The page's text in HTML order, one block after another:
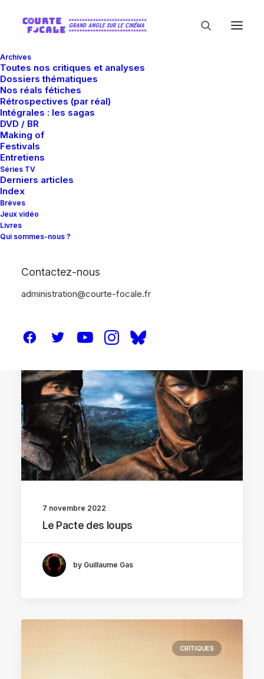
Archives
Toutes nos critiques et analyses
Dossiers thématiques
Nos réals fétiches
Rétrospectives (par réal)
Intégrales : les sagas
DVD / BR
Making of
Festivals
Entretiens
Séries TV
Derniers articles
Index
Brèves
Jeux vidéo
Livres
Qui sommes-nous ?
Contactez-nous
administration@courte-focale.fr
7 novembre 2022
Le Pacte des loups
by Guillaume Gas
CRITIQUES